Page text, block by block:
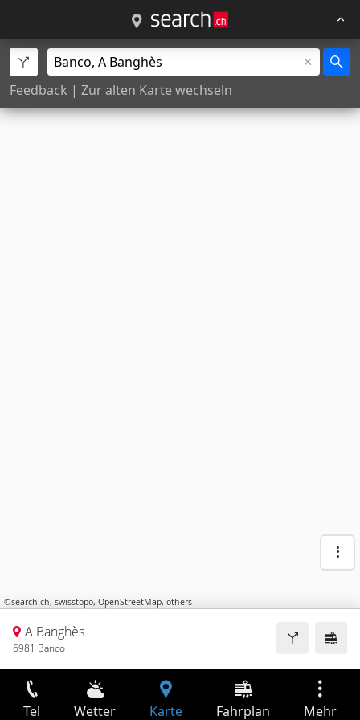
Feedback | Zur alten Karte wechseln
©search.ch, swisstopo, OpenStreetMap, others
A Banghès
6981 Banco
Tel Wetter Karte Fahrplan Mehr